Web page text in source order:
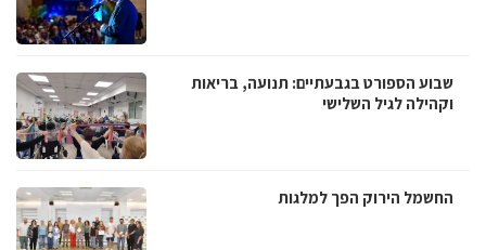
שבוע הספורט בגבעתיים: תנועה, בריאות
וקהילה לגיל השלישי
החשמל הירוק הפך למלגות